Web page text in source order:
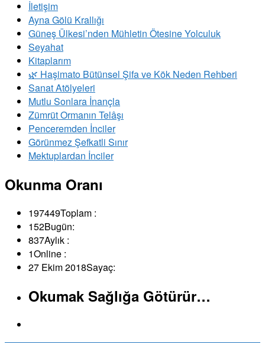
İletişim
Ayna Gölü Krallığı
Güneş Ülkesi’nden Mühletin Ötesine Yolculuk
Seyahat
Kitaplarım
🌿 Haşimato Bütünsel Şifa ve Kök Neden Rehberi
Sanat Atölyeleri
Mutlu Sonlara İnançla
Zümrüt Ormanın Telâşı
Penceremden İnciler
Görünmez Şefkatli Sınır
Mektuplardan İnciler
Okunma Oranı
197449Toplam :
152Bugün:
837Aylık :
1Online :
27 Ekim 2018Sayaç:
Okumak Sağlığa Götürür…